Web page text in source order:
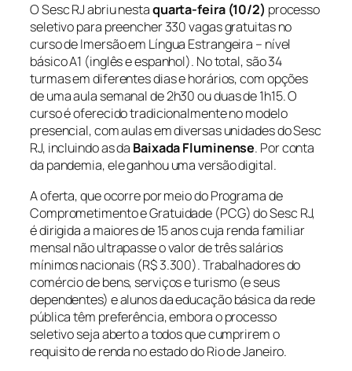
O Sesc RJ abriu nestaquarta-feira (10/2) processo
seletivo para preencher 330 vagas gratuitas no
curso de Imersão em Língua Estrangeira – nível
básico A1 (inglês e espanhol). No total, são 34
turmas em diferentes dias e horários, com opções
de uma aula semanal de 2h30 ou duas de 1h15. O
curso é oferecido tradicionalmente no modelo
presencial, com aulas em diversas unidades do Sesc
RJ, incluindo as da Baixada Fluminense. Por conta
da pandemia, ele ganhou uma versão digital.
A oferta, que ocorre por meio do Programa de
Comprometimento e Gratuidade (PCG) do Sesc RJ,
é dirigida a maiores de 15 anos cuja renda familiar
mensal não ultrapasse o valor de três salários
mínimos nacionais (R$ 3.300). Trabalhadores do
comércio de bens, serviços e turismo (e seus
dependentes) e alunos da educação básica da rede
pública têm preferência, embora o processo
seletivo seja aberto a todos que cumprirem o
requisito de renda no estado do Rio de Janeiro.